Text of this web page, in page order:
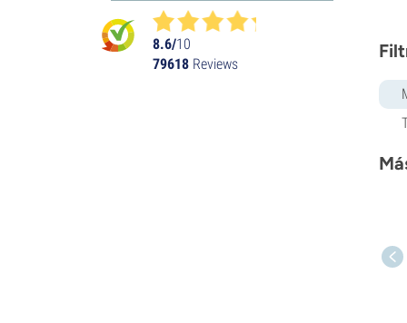
8.6/10
79618 Reviews